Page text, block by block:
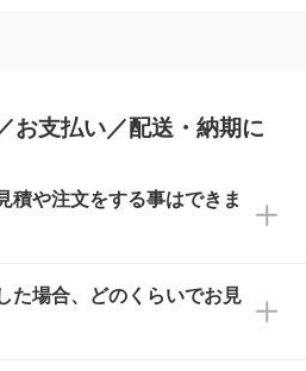
お支払い／配送・納期に
積や注文をする事はできま
フォームにて『ゲストの
お進みのうえ、ご依頼く
た場合、どのくらいでお見